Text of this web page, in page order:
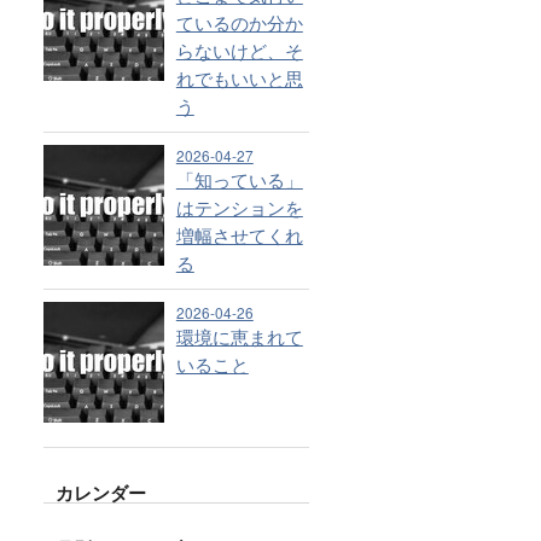
ているのか分か
らないけど、そ
れでもいいと思
う
2026-04-27
「知っている」
はテンションを
増幅させてくれ
る
2026-04-26
環境に恵まれて
いること
カレンダー